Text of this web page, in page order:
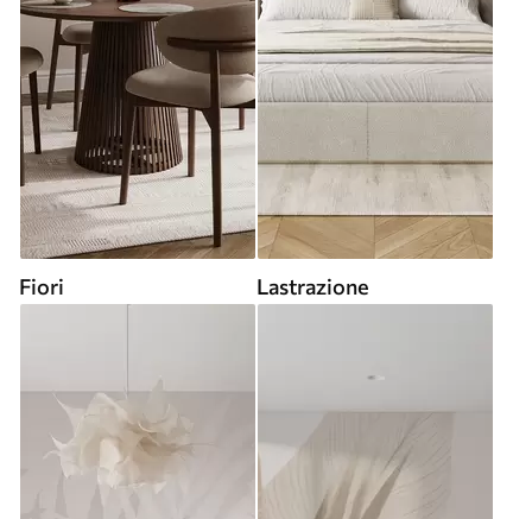
Fiori Lastrazione